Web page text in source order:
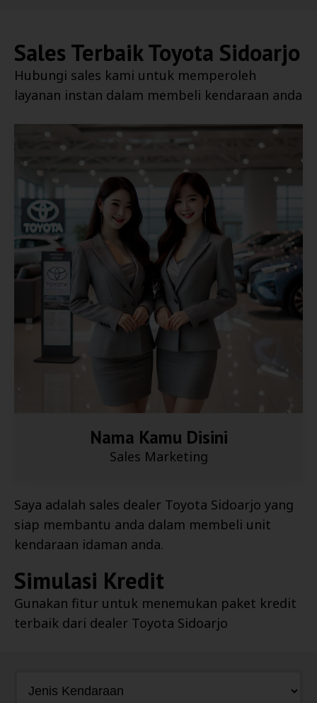
Sales TerbaikToyota Sidoarjo
Hubungi sales kami untuk memperoleh
layanan instan dalam membeli kendaraan anda
Nama Kamu Disini
Sales Marketing
Saya adalah sales dealer Toyota Sidoarjo yang
siap membantu anda dalam membeli unit
kendaraan idaman anda.
Simulasi Kredit
Gunakan fitur untuk menemukan paket kredit
terbaik dari dealer Toyota Sidoarjo